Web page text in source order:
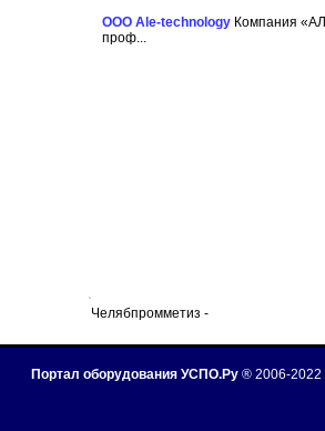
ООО Ale-technology Компания
проф...
Челябпромметиз -
Портал оборудования УСПО.Ру ® 2006-2022